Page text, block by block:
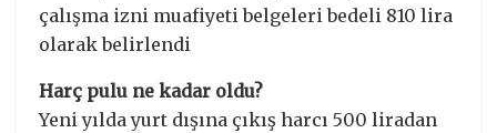
çalışma izni muafiyeti belgeleri bedeli 810 lira
olarak belirlendi
Harç pulu ne kadar oldu?
Yeni yılda yurt dışına çıkış harcı 500 liradan